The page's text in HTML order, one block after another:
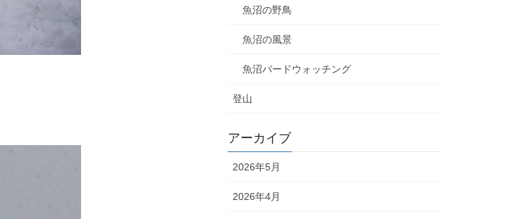
魚沼の野鳥
魚沼の風景
魚沼バードウォッチング
登山
アーカイブ
2026年5月
2026年4月